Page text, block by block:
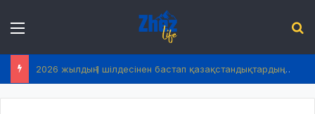
2026 жылдың 1 шілдесінен бастап қазақстандықтардың өмірінде не өзгереді?